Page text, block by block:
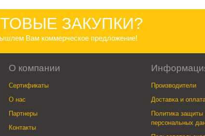
ЗАКУПКИ?
Вам коммерческое предложение!
О компании
Сертификаты
О нас
Партнеры
Контакты
Производители
Доставка и
Политика защиты
персональных